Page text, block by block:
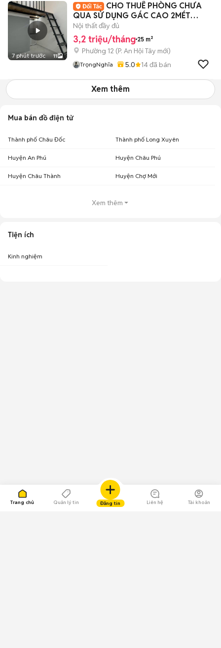
Trang chủ Quản lý tin Đăng tin Liên hệ Tài khoản
7 phút trước 11
CHO THUÊ PHÒNG CHƯA
QUA SỬ DỤNG GÁC CAO 2MÉT
ĐƯỜNG HUỲNH VĂN NGHỆ
Nội thất đầy đủ
3,2 triệu/tháng 25 m²
Phường 12 (P. An Hội Tây mới)
TrọngNghĩa 5.0 14đã bán
Xem thêm
Mua bán đồ điện tử
Thành phố Châu Đốc Thành phố Long Xuyên
Huyện An Phú Huyện Châu Phú
Huyện Châu Thành Huyện Chợ Mới
Xem thêm
Tiện ích
Kinh nghiệm